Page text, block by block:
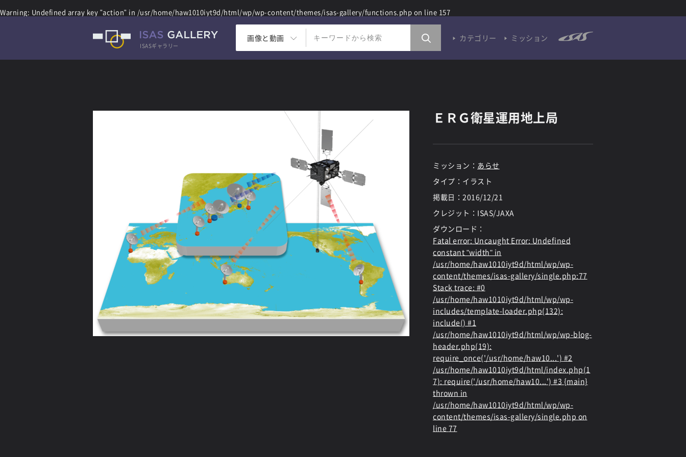
Warning: Undefined array key "action" in /usr/home/haw1010iyt9d/html/wp/wp-content/themes/isas-gallery/functions.php on line 157
ISASギャラリー
画像と動画 カテゴリー ミッション
ＥＲＧ衛星運用地上局
ミッション： あらせ
タイプ：イラスト
掲載日： 2016/12/21
クレジット：ISAS/JAXA
ダウンロード：
Fatal error: Uncaught Error: Undefined
constant "width" in
/usr/home/haw1010iyt9d/html/wp/wp-
content/themes/isas-gallery/single.php:77
Stack trace: #0
/usr/home/haw1010iyt9d/html/wp/wp-
includes/template-loader.php(132):
include() #1
/usr/home/haw1010iyt9d/html/wp/wp-blog-
header.php(19):
require_once('/usr/home/haw10...') #2
/usr/home/haw1010iyt9d/html/index.php(1
7): require('/usr/home/haw10...') #3 {main}
thrown in
/usr/home/haw1010iyt9d/html/wp/wp-
content/themes/isas-gallery/single.php on
line 77